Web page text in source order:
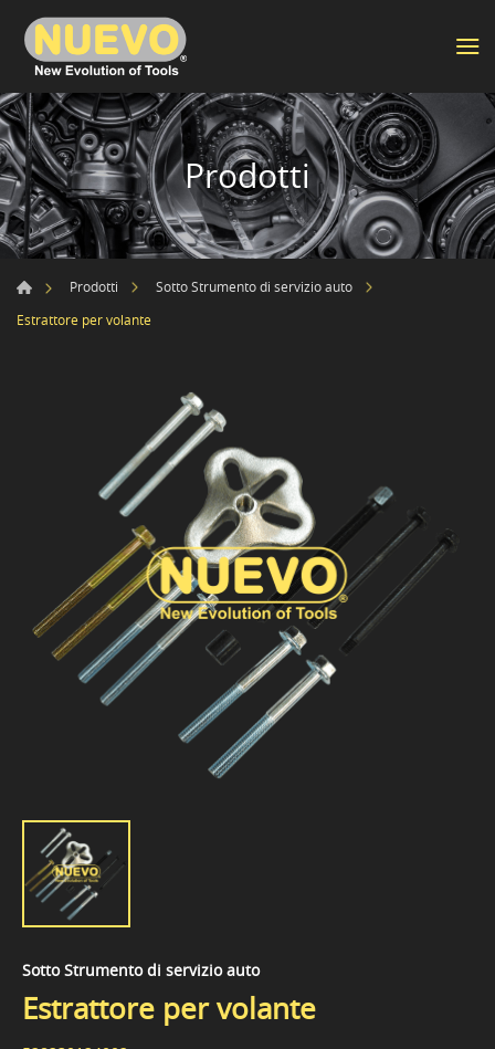
Prodotti
Prodotti
Sotto Strumento di servizio auto
Estrattore per volante
Sotto Strumento di servizio auto
Estrattore per volante